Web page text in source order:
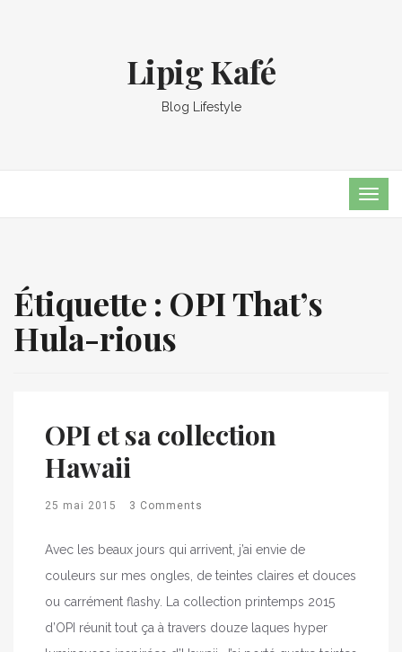
Lipig Kafé
Blog Lifestyle
Étiquette : OPI That’s
Hula-rious
OPI et sa collection
Hawaii
25 mai 2015 3 Comments
Avec les beaux jours qui arrivent, j’ai envie de
couleurs sur mes ongles, de teintes claires et douces
ou carrément flashy. La collection printemps 2015
d’OPI réunit tout ça à travers douze laques hyper